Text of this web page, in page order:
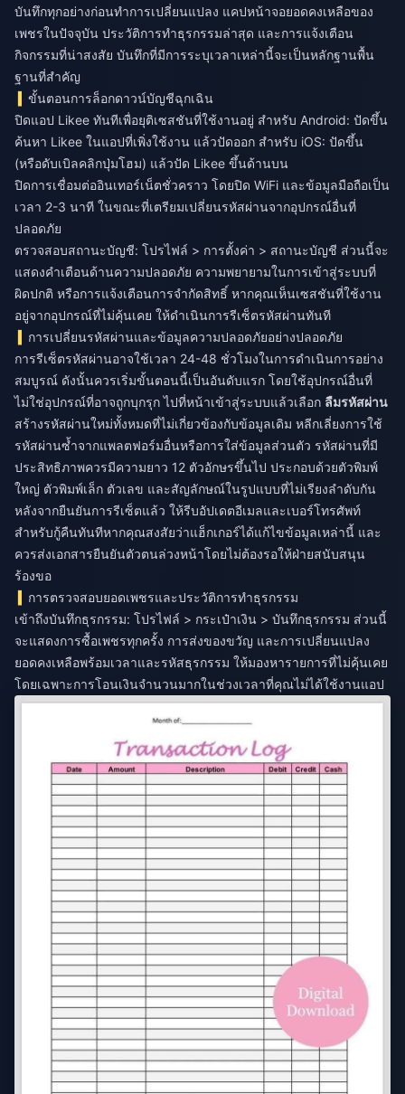
บันทึกทุกอย่างก่อนทำการเปลี่ยนแปลง แคปหน้าจอยอดคงเหลือของ
เพชรในปัจจุบัน ประวัติการทำธุรกรรมล่าสุด และการแจ้งเตือน
กิจกรรมที่น่าสงสัย บันทึกที่มีการระบุเวลาเหล่านี้จะเป็นหลักฐานพื้น
ฐานที่สำคัญ
ขั้นตอนการล็อกดาวน์บัญชีฉุกเฉิน
ปิดแอป Likee ทันทีเพื่อยุติเซสชันที่ใช้งานอยู่ สำหรับ Android: ปัดขึ้น
ค้นหา Likee ในแอปที่เพิ่งใช้งาน แล้วปัดออก สำหรับ iOS: ปัดขึ้น
(หรือดับเบิลคลิกปุ่มโฮม) แล้วปัด Likee ขึ้นด้านบน
ปิดการเชื่อมต่ออินเทอร์เน็ตชั่วคราว โดยปิด WiFi และข้อมูลมือถือเป็น
เวลา 2-3 นาที ในขณะที่เตรียมเปลี่ยนรหัสผ่านจากอุปกรณ์อื่นที่
ปลอดภัย
ตรวจสอบสถานะบัญชี: โปรไฟล์ > การตั้งค่า > สถานะบัญชี ส่วนนี้จะ
แสดงคำเตือนด้านความปลอดภัย ความพยายามในการเข้าสู่ระบบที่
ผิดปกติ หรือการแจ้งเตือนการจำกัดสิทธิ์ หากคุณเห็นเซสชันที่ใช้งาน
อยู่จากอุปกรณ์ที่ไม่คุ้นเคย ให้ดำเนินการรีเซ็ตรหัสผ่านทันที
การเปลี่ยนรหัสผ่านและข้อมูลความปลอดภัยอย่างปลอดภัย
การรีเซ็ตรหัสผ่านอาจใช้เวลา 24-48 ชั่วโมงในการดำเนินการอย่าง
สมบูรณ์ ดังนั้นควรเริ่มขั้นตอนนี้เป็นอันดับแรก โดยใช้อุปกรณ์อื่นที่
ไม่ใช่อุปกรณ์ที่อาจถูกบุกรุก ไปที่หน้าเข้าสู่ระบบแล้วเลือก ลืมรหัสผ่าน
สร้างรหัสผ่านใหม่ทั้งหมดที่ไม่เกี่ยวข้องกับข้อมูลเดิม หลีกเลี่ยงการใช้
รหัสผ่านซ้ำจากแพลตฟอร์มอื่นหรือการใส่ข้อมูลส่วนตัว รหัสผ่านที่มี
ประสิทธิภาพควรมีความยาว 12 ตัวอักษรขึ้นไป ประกอบด้วยตัวพิมพ์
ใหญ่ ตัวพิมพ์เล็ก ตัวเลข และสัญลักษณ์ในรูปแบบที่ไม่เรียงลำดับกัน
หลังจากยืนยันการรีเซ็ตแล้ว ให้รีบอัปเดตอีเมลและเบอร์โทรศัพท์
สำหรับกู้คืนทันทีหากคุณสงสัยว่าแฮ็กเกอร์ได้แก้ไขข้อมูลเหล่านี้ และ
ควรส่งเอกสารยืนยันตัวตนล่วงหน้าโดยไม่ต้องรอให้ฝ่ายสนับสนุน
ร้องขอ
การตรวจสอบยอดเพชรและประวัติการทำธุรกรรม
เข้าถึงบันทึกธุรกรรม: โปรไฟล์ > กระเป๋าเงิน > บันทึกธุรกรรม ส่วนนี้
จะแสดงการซื้อเพชรทุกครั้ง การส่งของขวัญ และการเปลี่ยนแปลง
ยอดคงเหลือพร้อมเวลาและรหัสธุรกรรม ให้มองหารายการที่ไม่คุ้นเคย
โดยเฉพาะการโอนเงินจำนวนมากในช่วงเวลาที่คุณไม่ได้ใช้งานแอป